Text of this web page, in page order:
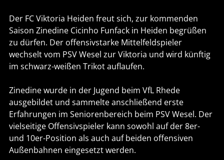
Der FC Viktoria Heiden freut sich, zur kommenden
Saison Zinedine Cicinho Funfack in Heiden begrüßen
zu dürfen. Der offensivstarke Mittelfeldspieler
wechselt vom PSV Wesel zur Viktoria und wird künftig
im schwarz-weißen Trikot auflaufen.
Zinedine wurde in der Jugend beim VfL Rhede
ausgebildet und sammelte anschließend erste
Erfahrungen im Seniorenbereich beim PSV Wesel. Der
vielseitige Offensivspieler kann sowohl auf der 8er-
und 10er-Position als auch auf beiden offensiven
Außenbahnen eingesetzt werden.